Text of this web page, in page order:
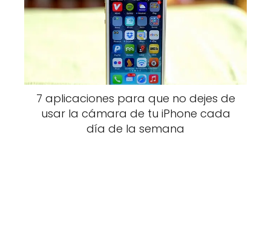
7 aplicaciones para que no dejes de
usar la cámara de tu iPhone cada
día de la semana